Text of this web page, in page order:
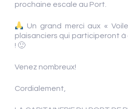
prochaine escale au Port.
Un grand merci aux «
plaisanciers qui participeront
! 🙂
Venez nombreux!
Cordialement,